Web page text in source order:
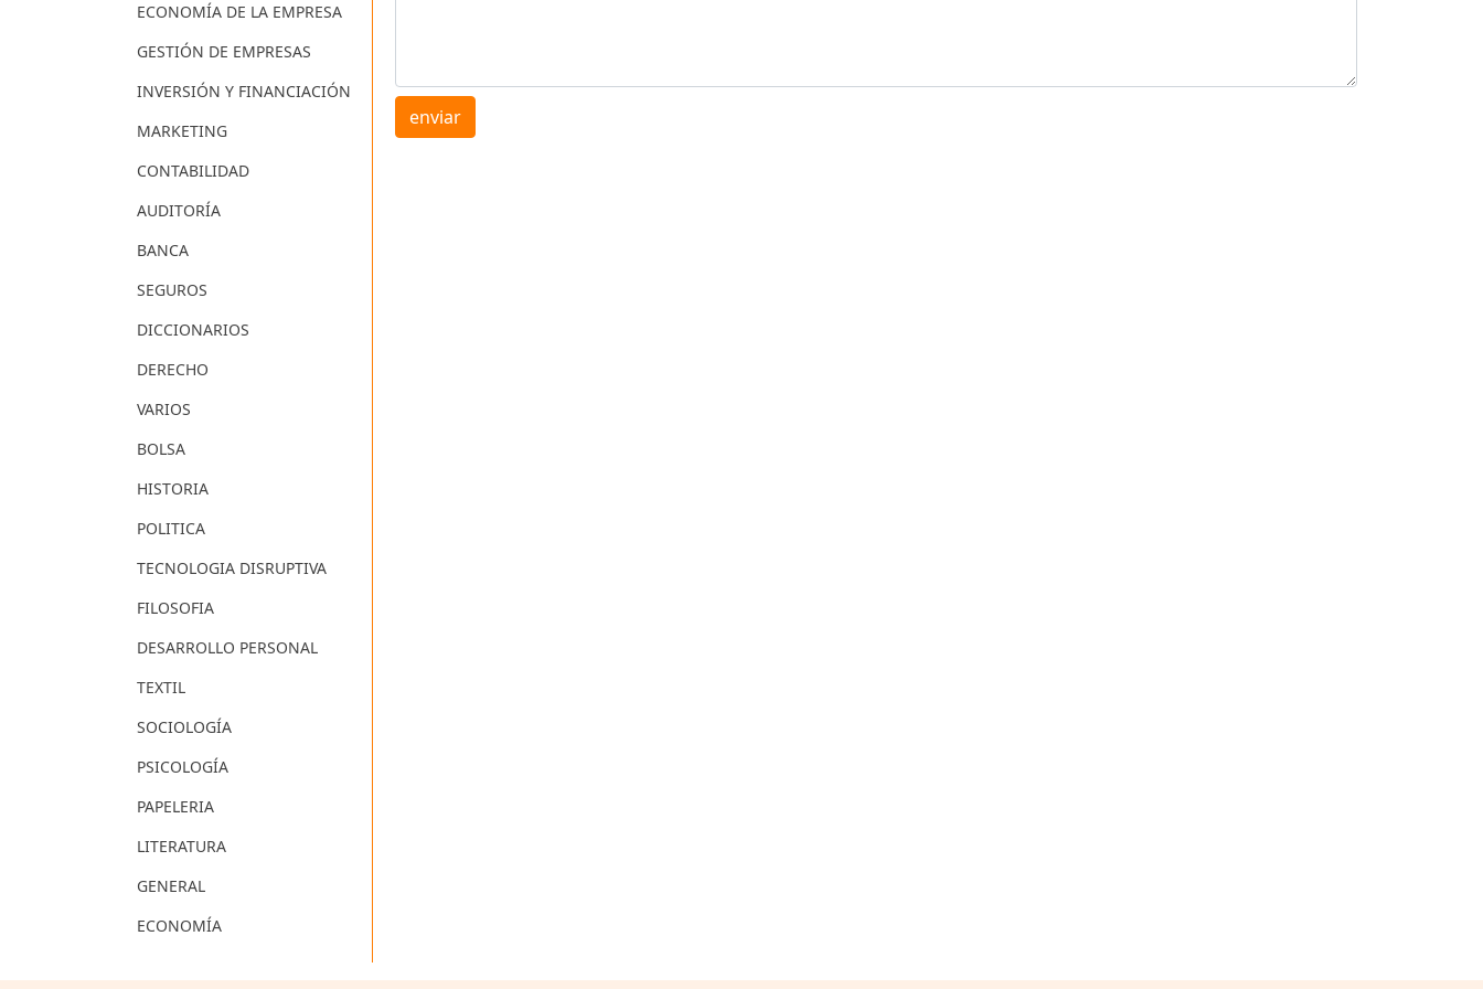
ECONOMÍA DE LA EMPRESA
GESTIÓN DE EMPRESAS
INVERSIÓN Y FINANCIACIÓN
MARKETING
CONTABILIDAD
AUDITORÍA
BANCA
SEGUROS
DICCIONARIOS
DERECHO
VARIOS
BOLSA
HISTORIA
POLITICA
TECNOLOGIA DISRUPTIVA
FILOSOFIA
DESARROLLO PERSONAL
TEXTIL
SOCIOLOGÍA
PSICOLOGÍA
PAPELERIA
LITERATURA
GENERAL
ECONOMÍA
enviar